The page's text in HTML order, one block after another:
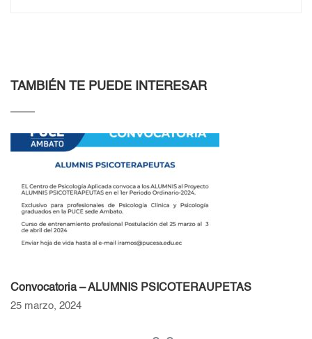
TAMBIÉN TE PUEDE INTERESAR
Convocatoria – ALUMNIS PSICOTERAUPETAS
25 marzo, 2024